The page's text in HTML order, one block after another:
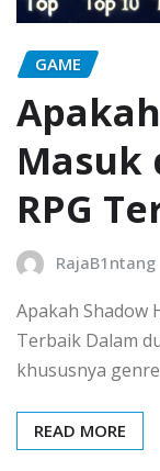
GAME
Masuk
RPG
RajaB1ntang
Apakah Shadow
Terbaik Dalam
khususnya
READ MORE